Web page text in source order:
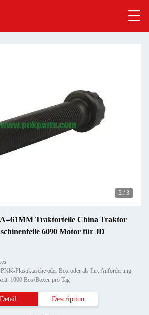
2 / 3
A=61MM Traktorteile China Traktor
6090 Motor für JD
Plastiktasche oder Box oder als Ihre Anforderung.
1000 Box/Boxen pro Tag
Detail Description